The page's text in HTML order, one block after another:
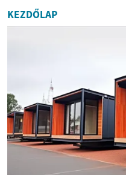
KEZDŐLAP